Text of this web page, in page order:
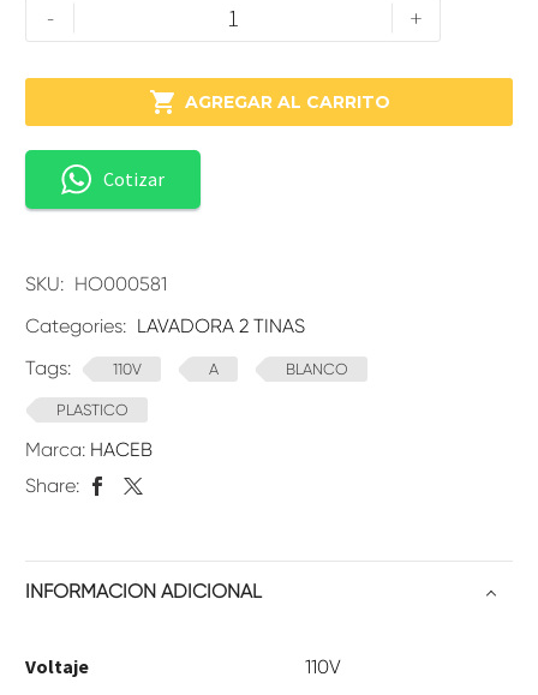
- +
 AGREGAR AL CARRITO
Cotizar
SKU: HO000581
Categories: LAVADORA 2 TINAS
Tags:
110V A BLANCO
PLASTICO
Marca: HACEB
Share:
INFORMACIÓN ADICIONAL
Voltaje 110V